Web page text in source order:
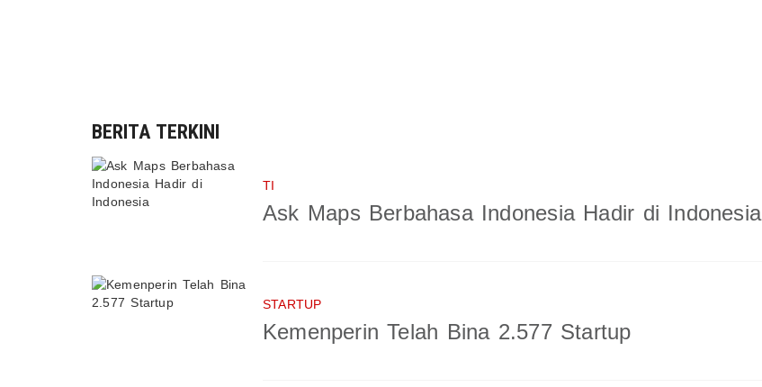
BERITA TERKINI
TI
Ask Maps Berbahasa Indonesia Hadir di Indonesia
STARTUP
Kemenperin Telah Bina 2.577 Startup